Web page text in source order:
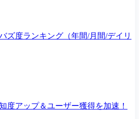
ズ度ランキング（年間/月間/デイリ
度アップ＆ユーザー獲得を加速！